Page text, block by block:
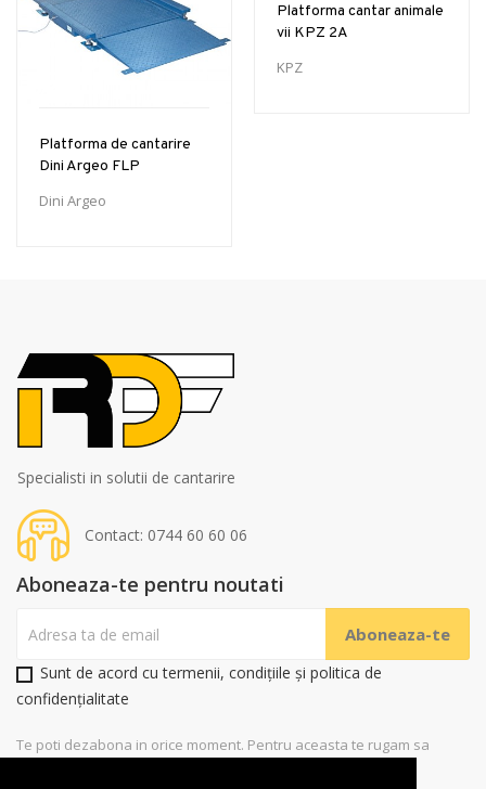
Platforma de cantarire
Dini Argeo FLP
Dini Argeo
Platforma cantar animale
vii KPZ 2A
KPZ
Specialisti in solutii de cantarire
Contact: 0744 60 60 06
Aboneaza-te pentru noutati
Sunt de acord cu termenii, condițiile și politica de
confidențialitate
Te poti dezabona in orice moment. Pentru aceasta te rugam sa